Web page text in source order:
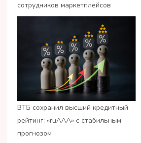
сотрудников маркетплейсов
ВТБ сохранил высший кредитный
рейтинг: «ruАAA» с стабильным
прогнозом